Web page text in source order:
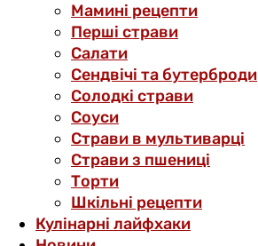
Мамині рецепти
Перші страви
Салати
Сендвічі та бутерброди
Солодкі страви
Соуси
Страви в мультиварці
Страви з пшениці
Торти
Шкільні рецепти
Кулінарні лайфхаки